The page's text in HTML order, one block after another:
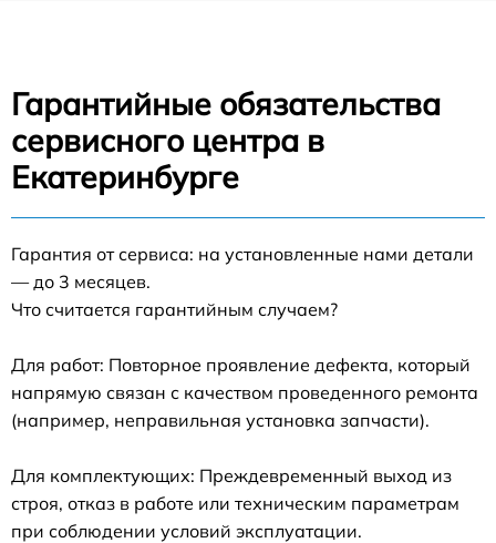
Гарантийные обязательства
сервисного центра в
Екатеринбурге
Гарантия от сервиса: на установленные нами детали
— до 3 месяцев.
Что считается гарантийным случаем?
Для работ: Повторное проявление дефекта, который
напрямую связан с качеством проведенного ремонта
(например, неправильная установка запчасти).
Для комплектующих: Преждевременный выход из
строя, отказ в работе или техническим параметрам
при соблюдении условий эксплуатации.